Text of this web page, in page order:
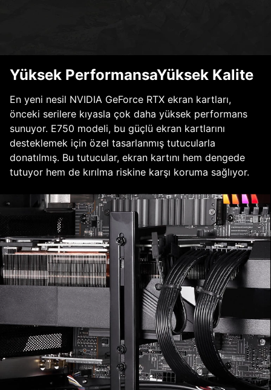
Yüksek PerformansaYüksek Kalite
En yeni nesil NVIDIA GeForce RTX ekran kartları,
önceki serilere kıyasla çok daha yüksek performans
sunuyor. E750 modeli, bu güçlü ekran kartlarını
desteklemek için özel tasarlanmış tutucularla
donatılmış. Bu tutucular, ekran kartını hem dengede
tutuyor hem de kırılma riskine karşı koruma sağlıyor.